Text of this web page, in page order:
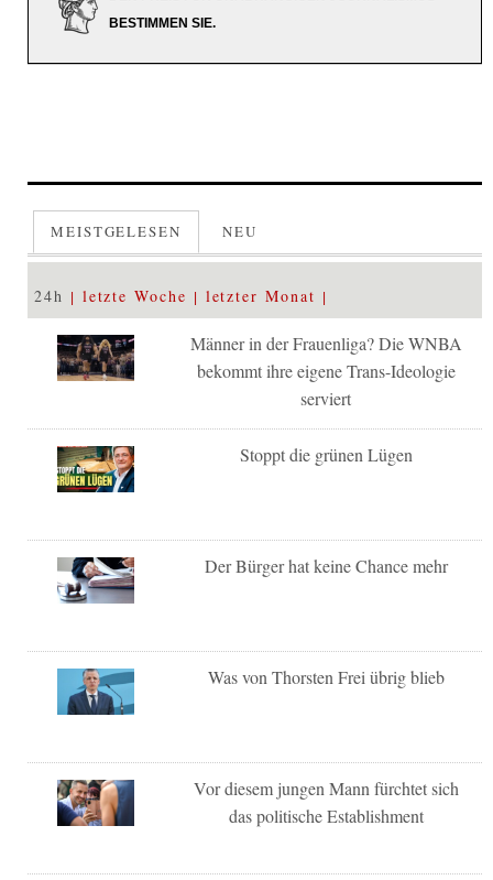
BESTIMMEN SIE.
MEISTGELESEN NEU
24h letzte Woche letzter Monat
Männer in der Frauenliga? Die WNBA
bekommt ihre eigene Trans-Ideologie
serviert
Stoppt die grünen Lügen
Der Bürger hat keine Chance mehr
Was von Thorsten Frei übrig blieb
Vor diesem jungen Mann fürchtet sich
das politische Establishment